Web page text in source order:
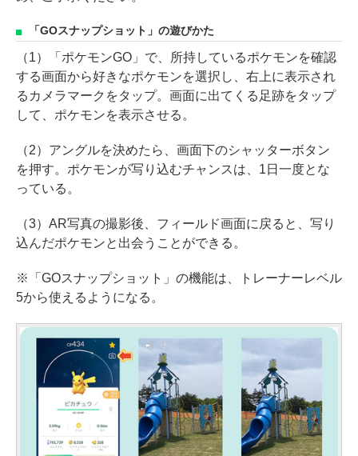
「GOスナップショット」の遊びかた
（1）「ポケモンGO」で、所持しているポケモンを確認
する画面から好きなポケモンを選択し、右上に表示され
るカメラマークをタップ。画面に出てくる足跡をタップ
して、ポケモンを表示させる。
（2）アングルを決めたら、画面下のシャッターボタン
を押す。ポケモンが写り込むチャンスは、1日一度とな
っている。
（3）AR写真の撮影後、フィールド画面に戻ると、写り
込んだポケモンと出会うことができる。
※「GOスナップショット」の機能は、トレーナーレベル
5から使えるようになる。